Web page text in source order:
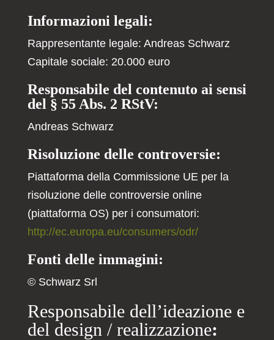
Informazioni legali:
Rappresentante legale: Andreas Schwarz
Capitale sociale: 20.000 euro
Responsabile del contenuto ai sensi
del § 55 Abs. 2 RStV:
Andreas Schwarz
Risoluzione delle controversie:
Piattaforma della Commissione UE per la
risoluzione delle controversie online
(piattaforma OS) per i consumatori:
http://ec.europa.eu/consumers/odr/
Fonti delle immagini:
© Schwarz Srl
Responsabile dell’ideazione e
del design / realizzazione: